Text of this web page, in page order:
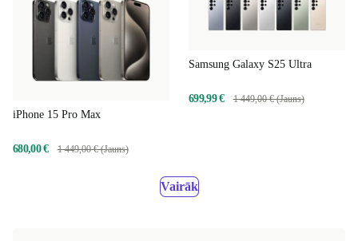
iPhone 15 Pro Max
680,00 € 1 449,00 € (Jauns)
Samsung Galaxy S25 Ultra
699,99 € 1 449,00 € (Jauns)
Vairāk